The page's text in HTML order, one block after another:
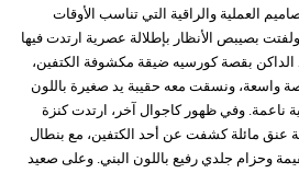
العملية والراقية التي تناسب الأوقات
بصيبص الأنظار بإطلالة عصرية ارتدت فيها
بقصة كورسيه ضيقة مكشوفة الكتفين،
واسعة، ونسقت معه حقيبة يد صغيرة باللون
ناعمة. وفي ظهور كاجوال آخر، ارتدت كنزة
عنق مائلة كشفت عن أحد الكتفين، مع بنطال
وحزام جلدي رفيع باللون البني. وعلى صعيد